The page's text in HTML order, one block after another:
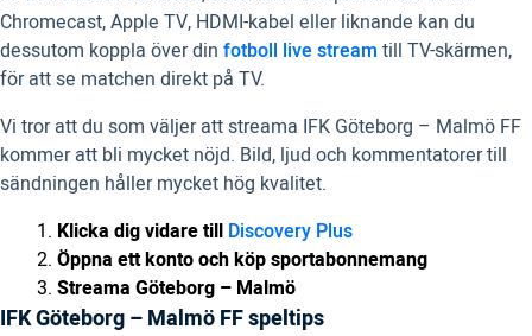
Chromecast, Apple TV, HDMI-kabel eller liknande kan du
dessutom koppla över din fotboll live stream till TV-skärmen,
för att se matchen direkt på TV.
Vi tror att du som väljer att streama IFK Göteborg – Malmö FF
kommer att bli mycket nöjd. Bild, ljud och kommentatorer till
sändningen håller mycket hög kvalitet.
Klicka dig vidare till Discovery Plus
Öppna ett konto och köp sportabonnemang
Streama Göteborg – Malmö
IFK Göteborg – Malmö FF speltips